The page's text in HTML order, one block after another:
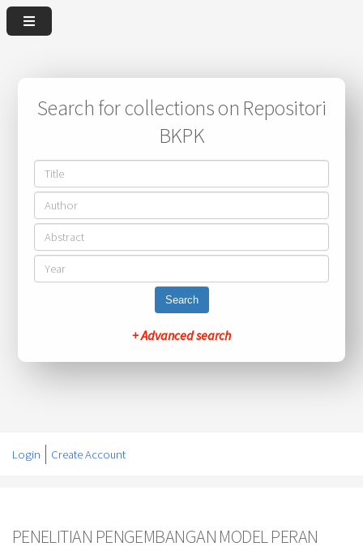
Search for collections on Repositori
BKPK
Search
+ Advanced search
Login Create Account
PENELITIAN PENGEMBANGAN MODEL PERAN